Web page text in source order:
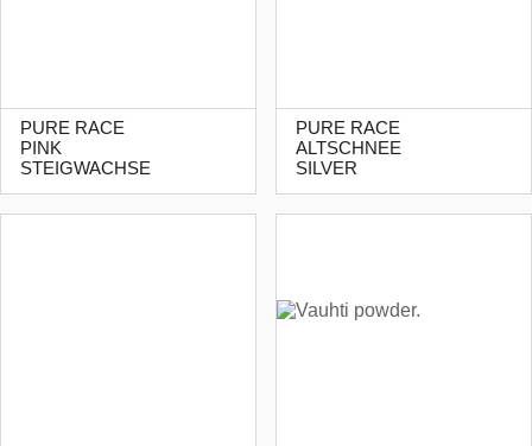
PURE RACE
PINK
STEIGWACHSE
PURE RACE
ALTSCHNEE
SILVER